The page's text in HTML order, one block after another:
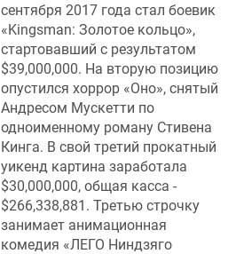
сентября 2017 года стал боевик
«Kingsman: Золотое кольцо »,
стартовавший с результатом
$39,000,000. На вторую позицию
опустился хоррор «Оно», снятый
Андресом Мускетти по
одноименному роману Стивена
Кинга. В свой третий прокатный
уикенд картина заработала
$30,000,000, общая касса -
$266,338,881. Третью строчку
занимает анимационная
комедия «ЛЕГО Ниндзяго